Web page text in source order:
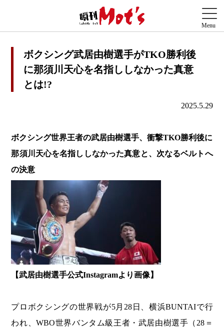
ボクシング武居由樹選手がTKO勝利後
に那須川天心を名指ししなかった真意
とは!?
2025.5.29
ボクシング世界王者の武居由樹選手、衝撃TKO勝利後に
那須川天心を名指ししなかった真意と、次なるベルトへ
の決意
【武居由樹選手公式Instagramより画像】
プロボクシングの世界戦が5月28日、横浜BUNTAIで行
われ、WBO世界バンタム級王者・武居由樹選手（28＝